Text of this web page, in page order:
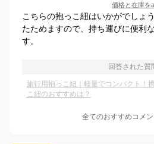
価格と在庫を
こちらの抱っこ紐はいかがでしょ
たためますので、持ち運びに便利
す。
回答された質
旅行用抱っこ紐｜軽量でコンパクト！
こ紐のおすすめは？
全てのおすすめコメン